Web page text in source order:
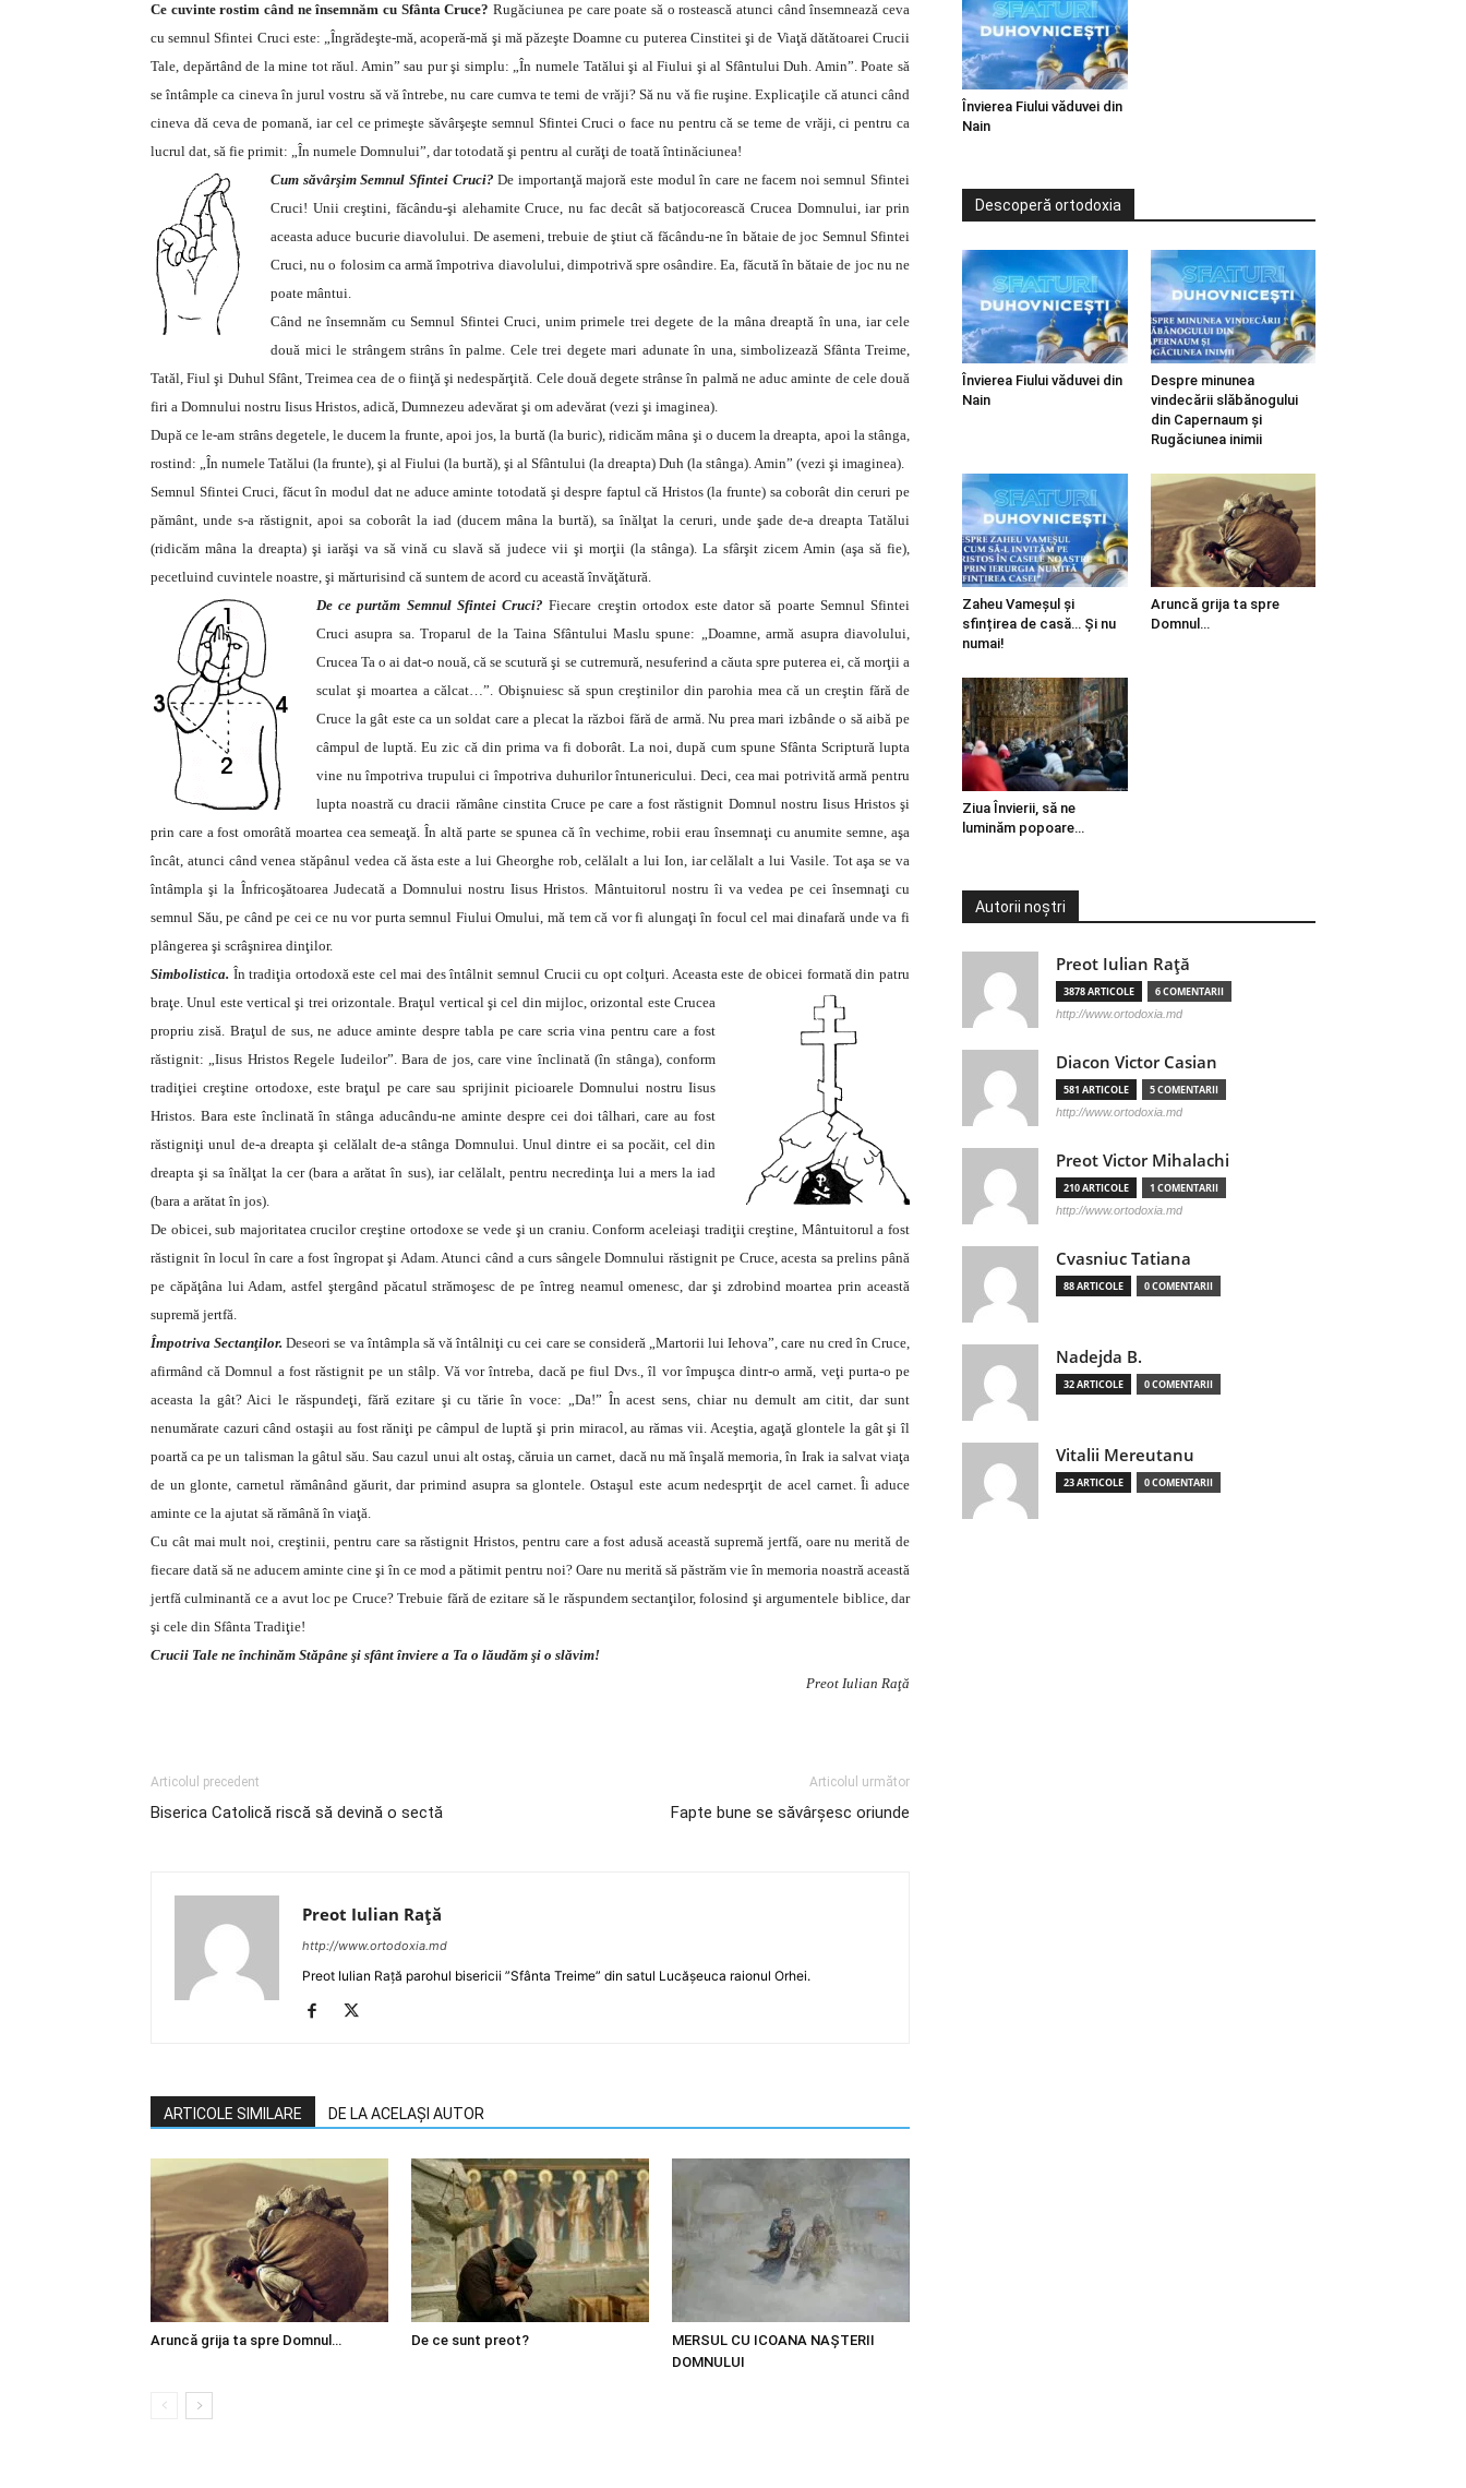
Ce cuvinte rostim când ne însemnăm cu Sfânta Cruce?Rugăciunea pe care poate să o rostească atunci când însemnează ceva
cu semnul Sfintei Cruci este: „Îngrădeşte-mă, acoperă-mă şi mă păzeşte Doamne cu puterea Cinstitei şi de Viaţă dătătoarei Crucii
Tale, depărtând de la mine tot răul. Amin” sau pur şi simplu: „În numele Tatălui şi al Fiului şi al Sfântului Duh. Amin”. Poate să
se întâmple ca cineva în jurul vostru să vă întrebe, nu care cumva te temi de vrăji? Să nu vă fie ruşine. Explicaţile că atunci când
cineva dă ceva de pomană, iar cel ce primeşte săvârşeşte semnul Sfintei Cruci o face nu pentru că se teme de vrăji, ci pentru ca
lucrul dat, să fie primit: „În numele Domnului”, dar totodată şi pentru al curăţi de toată întinăciunea!
Cum săvârşim Semnul Sfintei Cruci? De importanţă majoră este modul în care ne facem noi semnul Sfintei
Cruci! Unii creştini, făcându-şi alehamite Cruce, nu fac decât să batjocorească Crucea Domnului, iar prin
aceasta aduce bucurie diavolului. De asemeni, trebuie de ştiut că făcându-ne în bătaie de joc Semnul Sfintei
Cruci, nu o folosim ca armă împotriva diavolului, dimpotrivă spre osândire. Ea, făcută în bătaie de joc nu ne
poate mântui.
Când ne însemnăm cu Semnul Sfintei Cruci, unim primele trei degete de la mâna dreaptă în una, iar cele
două mici le strângem strâns în palme. Cele trei degete mari adunate în una, simbolizează Sfânta Treime,
Tatăl, Fiul şi Duhul Sfânt, Treimea cea de o fiinţă şi nedespărţită. Cele două degete strânse în palmă ne aduc aminte de cele două
firi a Domnului nostru Iisus Hristos, adică, Dumnezeu adevărat şi om adevărat (vezi şi imaginea).
După ce le-am strâns degetele, le ducem la frunte, apoi jos, la burtă (la buric), ridicăm mâna şi o ducem la dreapta, apoi la stânga,
rostind: „În numele Tatălui (la frunte), şi al Fiului (la burtă), şi al Sfântului (la dreapta) Duh (la stânga). Amin” (vezi şi imaginea).
Semnul Sfintei Cruci, făcut în modul dat ne aduce aminte totodată şi despre faptul că Hristos (la frunte) sa coborât din ceruri pe
pământ, unde s-a răstignit, apoi sa coborât la iad (ducem mâna la burtă), sa înălţat la ceruri, unde şade de-a dreapta Tatălui
(ridicăm mâna la dreapta) şi iarăşi va să vină cu slavă să judece vii şi morţii (la stânga). La sfârşit zicem Amin (aşa să fie),
pecetluind cuvintele noastre, şi mărturisind că suntem de acord cu această învăţătură.
De ce purtăm Semnul Sfintei Cruci? Fiecare creştin ortodox este dator să poarte Semnul Sfintei
Cruci asupra sa. Troparul de la Taina Sfântului Maslu spune: „Doamne, armă asupra diavolului,
Crucea Ta o ai dat-o nouă, că se scutură şi se cutremură, nesuferind a căuta spre puterea ei, că morţii a
sculat şi moartea a călcat…”. Obişnuiesc să spun creştinilor din parohia mea că un creştin fără de
Cruce la gât este ca un soldat care a plecat la război fără de armă. Nu prea mari izbânde o să aibă pe
câmpul de luptă. Eu zic că din prima va fi doborât. La noi, după cum spune Sfânta Scriptură lupta
vine nu împotriva trupului ci împotriva duhurilor întunericului. Deci, cea mai potrivită armă pentru
lupta noastră cu dracii rămâne cinstita Cruce pe care a fost răstignit Domnul nostru Iisus Hristos şi
prin care a fost omorâtă moartea cea semeaţă. În altă parte se spunea că în vechime, robii erau însemnaţi cu anumite semne, aşa
încât, atunci când venea stăpânul vedea că ăsta este a lui Gheorghe rob, celălalt a lui Ion, iar celălalt a lui Vasile. Tot aşa se va
întâmpla şi la Înfricoşătoarea Judecată a Domnului nostru Iisus Hristos. Mântuitorul nostru îi va vedea pe cei însemnaţi cu
semnul Său, pe când pe cei ce nu vor purta semnul Fiului Omului, mă tem că vor fi alungaţi în focul cel mai dinafară unde va fi
plângerea şi scrâşnirea dinţilor.
Simbolistica. În tradiţia ortodoxă este cel mai des întâlnit semnul Crucii cu opt colţuri. Aceasta este deobicei formată din patru
braţe. Unul este vertical şi trei orizontale. Braţul vertical şi cel din mijloc, orizontal este Crucea
propriu zisă. Braţul de sus, ne aduce aminte despre tabla pe care scria vina pentru care a fost
răstignit: „Iisus Hristos Regele Iudeilor”. Bara de jos, care vine înclinată (în stânga), conform
tradiţiei creştine ortodoxe, este braţul pe care sau sprijinit picioarele Domnului nostru Iisus
Hristos. Bara este înclinată în stânga aducându-ne aminte despre cei doi tâlhari, care au fost
răstigniţi unul de-a dreapta şi celălalt de-a stânga Domnului. Unul dintre ei sa pocăit, cel din
dreapta şi sa înălţat la cer (bara a arătat în sus), iar celălalt, pentru necredinţa lui a mers la iad
(bara a arătat în jos).
De obicei, sub majoritatea crucilor creştine ortodoxe se vede şi un craniu. Conform aceleiaşi tradiţii creştine, Mântuitorul a fost
răstignit în locul în care a fost îngropat şi Adam. Atunci când a curs sângele Domnului răstignit pe Cruce, acesta sa prelins până
pe căpăţâna lui Adam, astfel ştergând păcatul strămoşesc de pe întreg neamul omenesc, dar şi zdrobind moartea prin această
supremă jertfă.
Împotriva Sectanţilor. Deseori se va întâmpla să vă întâlniţi cu cei care se consideră „Martorii lui Iehova”, care nu cred în Cruce,
afirmând că Domnul a fost răstignit pe un stâlp. Vă vor întreba, dacă pe fiul Dvs., îl vor împuşca dintr-o armă, veţi purta-o pe
aceasta la gât? Aici le răspundeţi, fără ezitare şi cu tărie în voce: „Da!” În acest sens, chiar nu demult am citit, dar sunt
nenumărate cazuri când ostaşii au fost răniţi pe câmpul de luptă şi prin miracol, au rămas vii. Aceştia, agaţă glontele la gât şi îl
poartă ca pe un talisman la gâtul său. Sau cazul unui alt ostaş, căruia un carnet, dacă nu mă înşală memoria, în Irak ia salvat viaţa
de un glonte, carnetul rămânând găurit, dar primind asupra sa glontele. Ostaşul este acum nedesprţit de acel carnet. Îi aduce
aminte ce la ajutat să rămână în viaţă.
Cu cât mai mult noi, creştinii, pentru care sa răstignit Hristos, pentru care a fost adusă această supremă jertfă, oare nu merită de
fiecare dată să ne aducem aminte cine şi în ce mod a pătimit pentru noi? Oare nu merită să păstrăm vie în memoria noastră această
jertfă culminantă ce a avut loc pe Cruce? Trebuie fără de ezitare să le răspundem sectanţilor, folosind şi argumentele biblice, dar
şi cele din Sfânta Tradiţie!
Crucii Tale ne închinăm Stăpâne şi sfânt înviere a Ta o lăudăm şi o slăvim!
Preot Iulian Raţă
Articolul precedent
Biserica Catolică riscă să devină o sectă
Articolul următor
Fapte bune se săvârşesc oriunde
Preot Iulian Raţă
http://www.ortodoxia.md
Preot Iulian Rață parohul bisericii ”Sfânta Treime” din satul Lucășeuca raionul Orhei.
ARTICOLE SIMILARE DE LA ACELAȘI AUTOR
Aruncă grija ta spre Domnul… De ce sunt preot?
MERSUL CU ICOANA NAȘTERII
DOMNULUI
Învierea Fiului văduvei din
Nain
Descoperă ortodoxia
Învierea Fiului văduvei din
Nain
Despre minunea
vindecării slăbănogului
din Capernaum și
Rugăciunea inimii
Zaheu Vameșul și
sfințirea de casă… Și nu
numai!
Aruncă grija ta spre
Domnul…
Ziua Învierii, să ne
luminăm popoare…
Autorii noștri
Preot Iulian Raţă
3878 ARTICOLE 6 COMENTARII
http://www.ortodoxia.md
Diacon Victor Casian
581 ARTICOLE 5 COMENTARII
http://www.ortodoxia.md
Preot Victor Mihalachi
210 ARTICOLE 1 COMENTARII
http://www.ortodoxia.md
Cvasniuc Tatiana
88 ARTICOLE 0 COMENTARII
Nadejda B.
32 ARTICOLE 0 COMENTARII
Vitalii Mereutanu
23 ARTICOLE 0 COMENTARII